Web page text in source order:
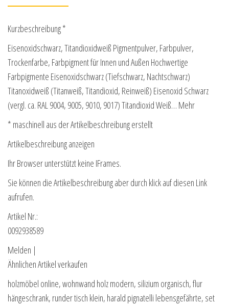
Kurzbeschreibung *
Eisenoxidschwarz, Titandioxidweiß Pigmentpulver, Farbpulver,
Trockenfarbe, Farbpigment für Innen und Außen Hochwertige
Farbpigmente Eisenoxidschwarz (Tiefschwarz, Nachtschwarz)
Titanoxidweiß (Titanweiß, Titandioxid, Reinweiß) Eisenoxid Schwarz
(vergl. ca. RAL 9004, 9005, 9010, 9017) Titandioxid Weiß… Mehr
* maschinell aus der Artikelbeschreibung erstellt
Artikelbeschreibung anzeigen
Ihr Browser unterstützt keine IFrames.
Sie können die Artikelbeschreibung aber durch klick auf diesen Link
aufrufen.
Artikel Nr.:
0092938589
Melden |
Ähnlichen Artikel verkaufen
holzmöbel online, wohnwand holz modern, silizium organisch, flur
hängeschrank, runder tisch klein, harald pignatelli lebensgefährte, set